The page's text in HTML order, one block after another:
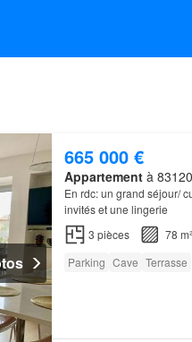
665 000 €
Appartementà
En rdc: un grand séjour/
invités et une lingerie
3 pièces
78 m²
Parking Cave Terrasse